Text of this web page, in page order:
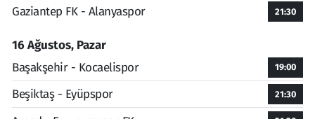
Gaziantep FK - Alanyaspor 21:30
16 Ağustos, Pazar
Başakşehir - Kocaelispor
19:00
Beşiktaş - Eyüpspor 21:30